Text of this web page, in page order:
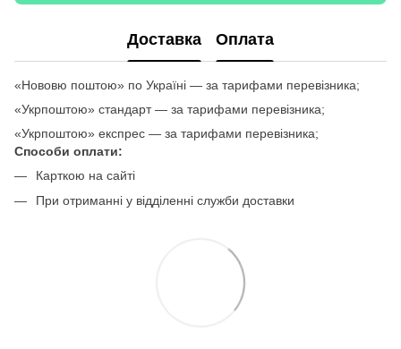
Доставка Оплата
«Нововю поштою» по Україні — за тарифами перевізника;
«Укрпоштою» стандарт — за тарифами перевізника;
«Укрпоштою» експрес — за тарифами перевізника;
Способи оплати:
Карткою на сайті
При отриманні у відділенні служби доставки